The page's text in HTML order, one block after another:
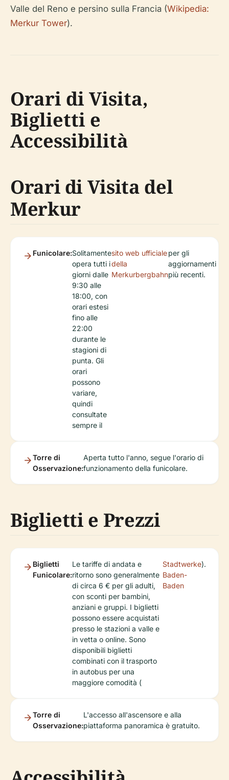
Valle del Reno e persino sulla Francia (Wikipedia:
Merkur Tower).
Orari di Visita,
Biglietti e
Accessibilità
Orari di Visita del
Merkur
Funicolare:Solitamente
opera tutti i
giorni dalle
9:30 alle
18:00, con
orari estesi
fino alle
22:00
durante le
stagioni di
punta. Gli
orari
possono
variare,
quindi
consultate
sempre il
sito web ufficiale
della
Merkurbergbahn
per gli
aggiornamenti
più recenti.
Torre di
Osservazione:
Aperta tutto l'anno, segue l'orario di
funzionamento della funicolare.
Biglietti e Prezzi
Biglietti
Funicolare:
Le tariffe di andata e
ritorno sono generalmente
di circa 6 € per gli adulti,
con sconti per bambini,
anziani e gruppi. I biglietti
possono essere acquistati
presso le stazioni a valle e
in vetta o online. Sono
disponibili biglietti
combinati con il trasporto
in autobus per una
maggiore comodità (
Stadtwerke
Baden-
Baden
).
Torre di
Osservazione:
L'accesso all'ascensore e alla
piattaforma panoramica è gratuito.